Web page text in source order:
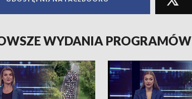
WYDANIA PROGRAMÓW